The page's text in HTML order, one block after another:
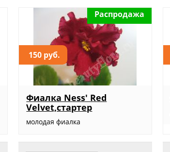
150 руб.
Распродажа
Фиалка Ness' Red
Velvet,стартер
молодая фиалка